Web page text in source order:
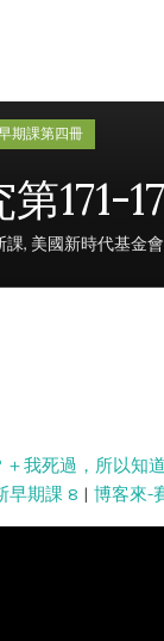
期課第四冊
171-
課, 美國新時代基金會
我死過，所以知
早期課 8 | 博客來-